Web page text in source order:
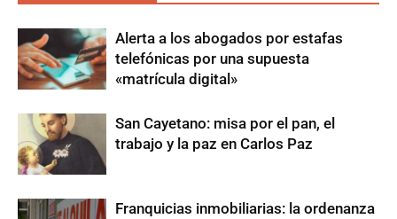
Alerta a los abogados por estafas
telefónicas por una supuesta
«matrícula digital»
San Cayetano: misa por el pan, el
trabajo y la paz en Carlos Paz
Franquicias inmobiliarias: la ordenanza